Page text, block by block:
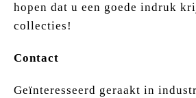
hopen dat u een goede indruk
collecties!
Contact
Geïnteresseerd geraakt in